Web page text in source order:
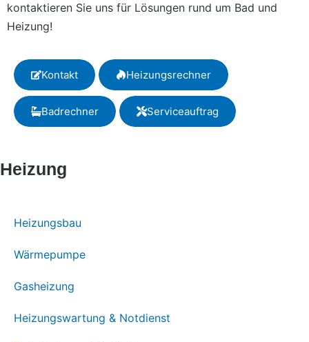
kontaktieren Sie uns für Lösungen rund um Bad und
Heizung!
Kontakt Heizungsrechner
Badrechner Serviceauftrag
Heizung
Heizungsbau
Wärmepumpe
Gasheizung
Heizungswartung & Notdienst